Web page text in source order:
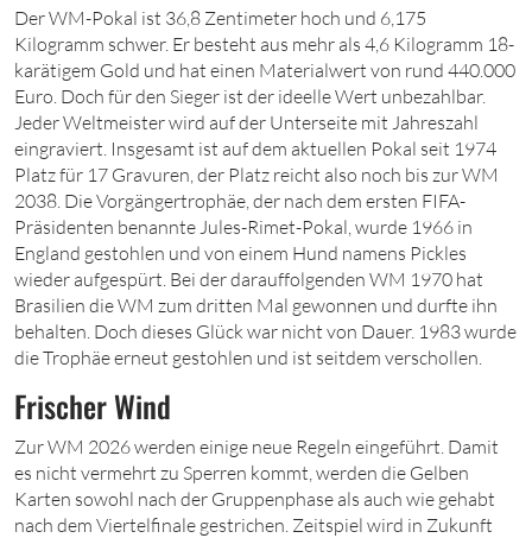
Der WM-Pokal ist 36,8 Zentimeter hoch und 6,175
Kilogramm schwer. Er besteht aus mehr als 4,6 Kilogramm 18-
karätigem Gold und hat einen Materialwert von rund 440.000
Euro. Doch für den Sieger ist der ideelle Wert unbezahlbar.
Jeder Weltmeister wird auf der Unterseite mit Jahreszahl
eingraviert. Insgesamt ist auf dem aktuellen Pokal seit 1974
Platz für 17 Gravuren, der Platz reicht also noch bis zur WM
2038. Die Vorgängertrophäe, der nach dem ersten FIFA-
Präsidenten benannte Jules-Rimet-Pokal, wurde 1966 in
England gestohlen und von einem Hund namens Pickles
wieder aufgespürt. Bei der darauffolgenden WM 1970 hat
Brasilien die WM zum dritten Mal gewonnen und durfte ihn
behalten. Doch dieses Glück war nicht von Dauer. 1983 wurde
die Trophäe erneut gestohlen und ist seitdem verschollen.
Frischer Wind
Zur WM 2026 werden einige neue Regeln eingeführt. Damit
es nicht vermehrt zu Sperren kommt, werden die Gelben
Karten sowohl nach der Gruppenphase als auch wie gehabt
nach dem Viertelfinale gestrichen. Zeitspiel wird in Zukunft